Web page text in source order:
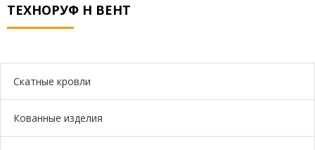
ТЕХНОРУФ Н ВЕНТ
Скатные кровли
Кованные изделия